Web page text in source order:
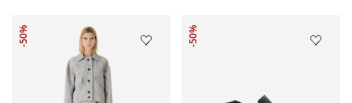
-50% -50%